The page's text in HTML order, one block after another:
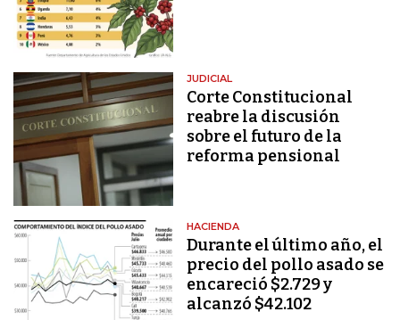
JUDICIAL
Corte Constitucional
reabre la discusión
sobre el futuro de la
reforma pensional
HACIENDA
Durante el último año, el
precio del pollo asado se
encareció $2.729 y
alcanzó $42.102